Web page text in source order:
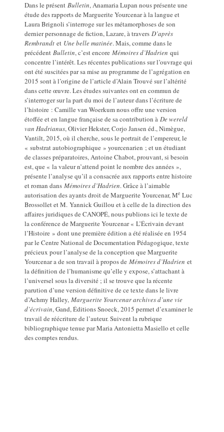
Dans le présentBulletin, Anamaria Lupan nous présente une
étude des rapports de Marguerite Yourcenar à la langue et
Laura Brignoli s’interroge sur les métamorphoses de son
dernier personnage de fiction, Lazare, à traversD’après
Rembrandt et Une belle matinée. Mais, comme dans le
précédentBulletin, c’est encoreMémoires d’Hadrien qui
concentre l’intérêt. Les récentes publications sur l’ouvrage qui
ont été suscitées par sa mise au programme de l’agrégation en
2015 sont à l’origine de l’article d’Alain Trouvé sur l’altérité
dans cette œuvre. Les études suivantes ont en commun de
s’interroger sur la part du moi de l’auteur dans l’écriture de
l’histoire : Camille van Woerkum nous offre une version
étoffée et en langue française de sa contribution àDe wereld
van Hadrianus, Olivier Hekster, Corjo Jansen éd., Nimègue,
Vantilt, 2015, où il cherche, sous le portrait de l’empereur, le
« substrat autobiographique » yourcenarien ; et un étudiant
de classes préparatoires, Antoine Chabot, prouvant, si besoin
est, que « la valeur n’attend point le nombre des années »,
présente l’analyse qu’il a consacrée aux rapports entre histoire
et roman dansMémoires d’Hadrien. Grâce à l’aimable
autorisation des ayants droit de Marguerite Yourcenar, Me Luc
Brossollet et M. Yannick Guillou et à celle de la direction des
affaires juridiques de CANOPÉ, nous publions ici le texte de
la conférence de Marguerite Yourcenar « L’Écrivain devant
l’Histoire » dont une première édition a été réalisée en 1954
par le Centre National de Documentation Pédagogique, texte
précieux pour l’analyse de la conception que Marguerite
Yourcenar a de son travail à propos deMémoires d’Hadrien et
la définition de l’humanisme qu’elle y expose, s’attachant à
l’universel sous la diversité ; il se trouve que la récente
parution d’une version définitive de ce texte dans le livre
d’Achmy Halley,Marguerite Yourcenar archives d’une vie
d’écrivain, Gand, Éditions Snoeck, 2015 permet d’examiner le
travail de réécriture de l’auteur. Suivent la rubrique
bibliographique tenue par Maria Antonietta Masiello et celle
des comptes rendus.